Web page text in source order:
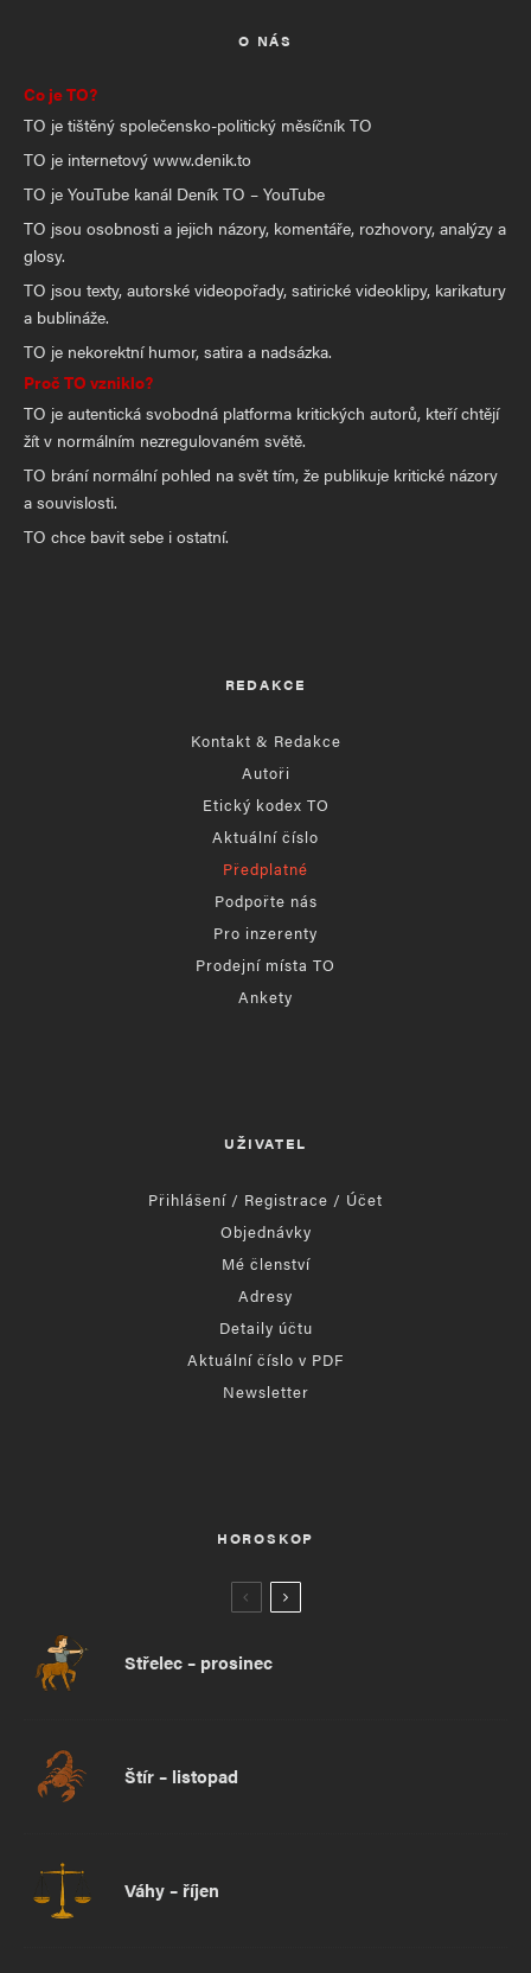
O NÁS
Co je TO?
TO je tištěný společensko-politický měsíčník TO
TO je internetový www.denik.to
TO je YouTube kanál Deník TO – YouTube
TO jsou osobnosti a jejich názory, komentáře, rozhovory, analýzy a
glosy.
TO jsou texty, autorské videopořady, satirické videoklipy, karikatury
a bublináže.
TO je nekorektní humor, satira a nadsázka.
Proč TO vzniklo?
TO je autentická svobodná platforma kritických autorů, kteří chtějí
žít v normálním nezregulovaném světě.
TO brání normální pohled na svět tím, že publikuje kritické názory
a souvislosti.
TO chce bavit sebe i ostatní.
REDAKCE
Kontakt & Redakce
Autoři
Etický kodex TO
Aktuální číslo
Předplatné
Podpořte nás
Pro inzerenty
Prodejní místa TO
Ankety
UŽIVATEL
Přihlášení / Registrace / Účet
Objednávky
Mé členství
Adresy
Detaily účtu
Aktuální číslo v PDF
Newsletter
HOROSKOP
Střelec – prosinec
Štír – listopad
Váhy – říjen